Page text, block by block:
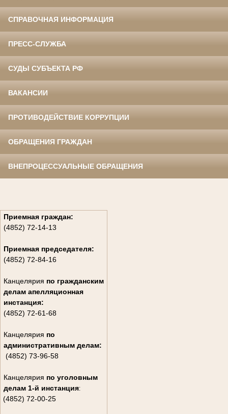
СПРАВОЧНАЯ ИНФОРМАЦИЯ
ПРЕСС-СЛУЖБА
СУДЫ СУБЪЕКТА РФ
ВАКАНСИИ
ПРОТИВОДЕЙСТВИЕ КОРРУПЦИИ
ОБРАЩЕНИЯ ГРАЖДАН
ВНЕПРОЦЕССУАЛЬНЫЕ ОБРАЩЕНИЯ
Приемная граждан:
(4852) 72-14-13
Приемная председателя:
(4852) 72-84-16
Канцелярия по гражданским
делам апелляционная
инстанция:
(4852) 72-61-68
Канцелярия по
административным делам:
(4852) 73-96-58
Канцелярия по уголовным
делам 1-й инстанция:
(4852) 72-00-25